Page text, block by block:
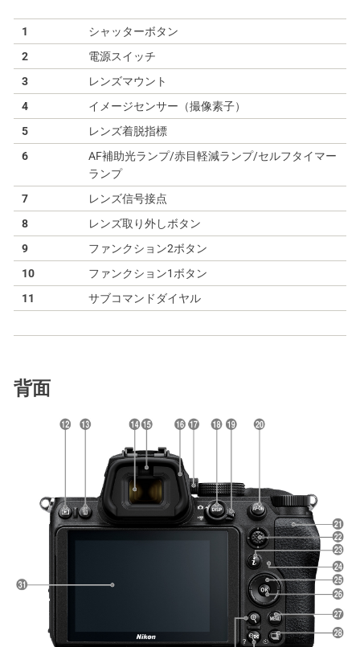
1
シャッターボタン
2
電源スイッチ
3
レンズマウント
4
イメージセンサー（撮像素子）
5
レンズ着脱指標
6
AF補助光ランプ/赤目軽減ランプ/セルフタイマー
ランプ
7
レンズ信号接点
8
レンズ取り外しボタン
9
ファンクション2ボタン
10
ファンクション1ボタン
11
サブコマンドダイヤル
背面